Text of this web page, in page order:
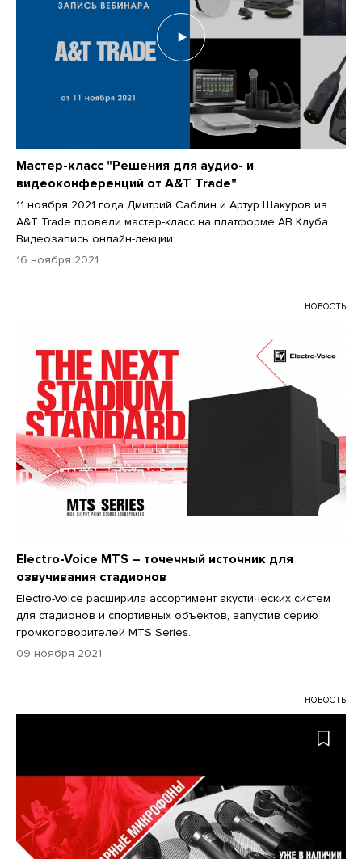
Мастер-класс "Решения для аудио- и
видеоконференций от A&T Trade"
11 ноября 2021 года Дмитрий Саблин и Артур Шакуров из
A&T Trade провели мастер-класс на платформе АВ Клуба.
Видеозапись онлайн-лекции.
16 ноября 2021
НОВОСТЬ
Electro-Voice MTS – точечный источник для
озвучивания стадионов
Electro-Voice расширила ассортимент акустических систем
для стадионов и спортивных объектов, запустив серию
громкоговорителей MTS Series.
09 ноября 2021
НОВОСТЬ